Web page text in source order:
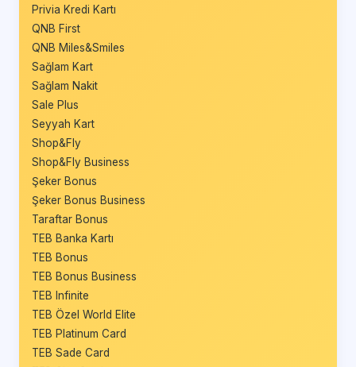
Privia Kredi Kartı
QNB First
QNB Miles&Smiles
Sağlam Kart
Sağlam Nakit
Sale Plus
Seyyah Kart
Shop&Fly
Shop&Fly Business
Şeker Bonus
Şeker Bonus Business
Taraftar Bonus
TEB Banka Kartı
TEB Bonus
TEB Bonus Business
TEB Infinite
TEB Özel World Elite
TEB Platinum Card
TEB Sade Card